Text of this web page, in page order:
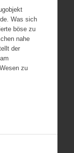
Was sich
böse zu
nahe
der
zu